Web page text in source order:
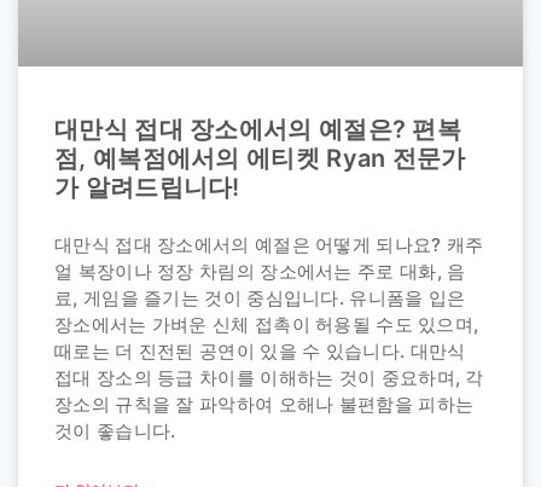
대만식 접대 장소에서의 예절은? 편복
점, 예복점에서의 에티켓 Ryan 전문가
가 알려드립니다!
대만식 접대 장소에서의 예절은 어떻게 되나요? 캐주
얼 복장이나 정장 차림의 장소에서는 주로 대화, 음
료, 게임을 즐기는 것이 중심입니다. 유니폼을 입은
장소에서는 가벼운 신체 접촉이 허용될 수도 있으며,
때로는 더 진전된 공연이 있을 수 있습니다. 대만식
접대 장소의 등급 차이를 이해하는 것이 중요하며, 각
장소의 규칙을 잘 파악하여 오해나 불편함을 피하는
것이 좋습니다.